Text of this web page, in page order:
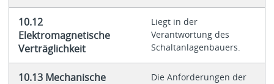
10.12
Elektromagnetische
Verträglichkeit
Liegt in der
Verantwortung des
Schaltanlagenbauers.
10.13 Mechanische
Die Anforderungen der